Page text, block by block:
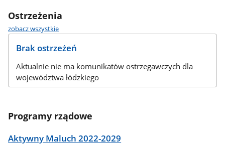
Ostrzeżenia
zobacz wszystkieostrzeżenia
Brak ostrzeżeń
Aktualnie nie ma komunikatów ostrzegawczych dla
województwa łódzkiego
Programy rządowe
Aktywny Maluch 2022-2029